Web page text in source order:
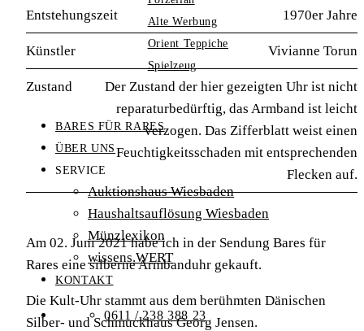
Alte Werbung
Orient Teppiche
Spielzeug
BARES FÜR RARES
ÜBER UNS
SERVICE
Auktionshaus Wiesbaden
Haushaltsauflösung Wiesbaden
Münzlexikon
wissens.WERT
KONTAKT
0611 / 238 388 23
Entstehungszeit 1970er Jahre
Künstler Vivianne Torun
Zustand
Der Zustand der hier gezeigten Uhr ist nicht
reparaturbedürftig, das Armband ist leicht
verzogen. Das Zifferblatt weist einen
Feuchtigkeitsschaden mit entsprechenden
Flecken auf.
Am 02. Juni 2021 habe ich in der Sendung Bares für
Rares eine silberne Armbanduhr gekauft.
Die Kult-Uhr stammt aus dem berühmten Dänischen
Silber- und Schmuckhaus Georg Jensen.